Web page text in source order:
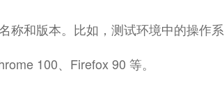
和版本。比如，测试环境中的操作
100、Firefox 90 等。